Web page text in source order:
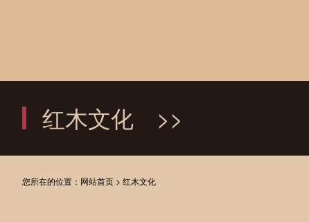
红木文化 >>
您所在的位置： 网站首页 > 红木文化